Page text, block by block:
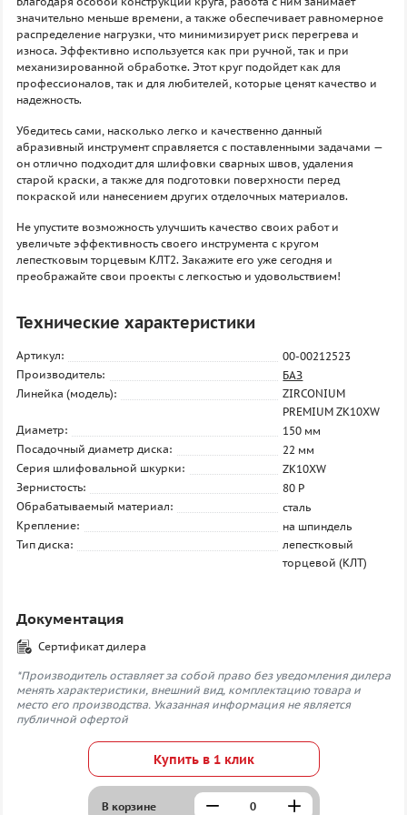
значительно меньше времени, а также обеспечивает равномерное
распределение нагрузки, что минимизирует риск перегрева и
износа. Эффективно используется как при ручной, так и при
механизированной обработке. Этот круг подойдет как для
профессионалов, так и для любителей, которые ценят качество и
надежность.
Убедитесь сами, насколько легко и качественно данный
абразивный инструмент справляется с поставленными задачами —
он отлично подходит для шлифовки сварных швов, удаления
старой краски, а также для подготовки поверхности перед
покраской или нанесением других отделочных материалов.
Не упустите возможность улучшить качество своих работ и
увеличьте эффективность своего инструмента с кругом
лепестковым торцевым КЛТ2. Закажите его уже сегодня и
преображайте свои проекты с легкостью и удовольствием!
Технические характеристики
Артикул:
00-00212523
Производитель:
БАЗ
Линейка (модель):
ZIRCONIUM
PREMIUM ZK10XW
Диаметр:
150 мм
Посадочный диаметр диска:
22 мм
Серия шлифовальной шкурки:
ZK10XW
Зернистость:
80 P
Обрабатываемый материал:
сталь
Крепление:
на шпиндель
Тип диска:
лепестковый
торцевой (КЛТ)
Документация
Сертификат дилера
*Производитель оставляет за собой право без уведомления дилера
менять характеристики, внешний вид, комплектацию товара и
место его производства. Указанная информация не является
публичной офертой
Купить в 1 клик
В корзине